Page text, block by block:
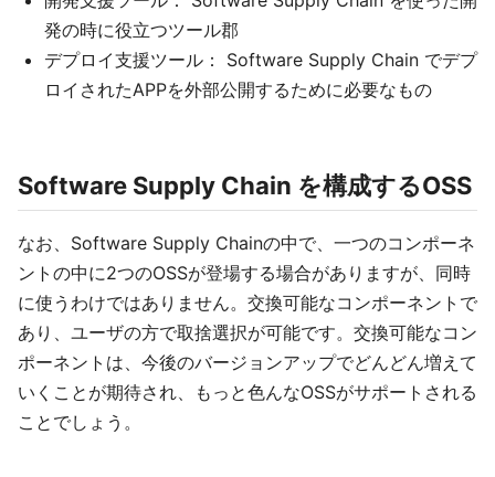
発の時に役立つツール郡
デプロイ支援ツール： Software Supply Chain でデプ
ロイされたAPPを外部公開するために必要なもの
Software Supply Chain を構成するOSS
なお、Software Supply Chainの中で、一つのコンポーネ
ントの中に2つのOSSが登場する場合がありますが、同時
に使うわけではありません。交換可能なコンポーネントで
あり、ユーザの方で取捨選択が可能です。交換可能なコン
ポーネントは、今後のバージョンアップでどんどん増えて
いくことが期待され、もっと色んなOSSがサポートされる
ことでしょう。